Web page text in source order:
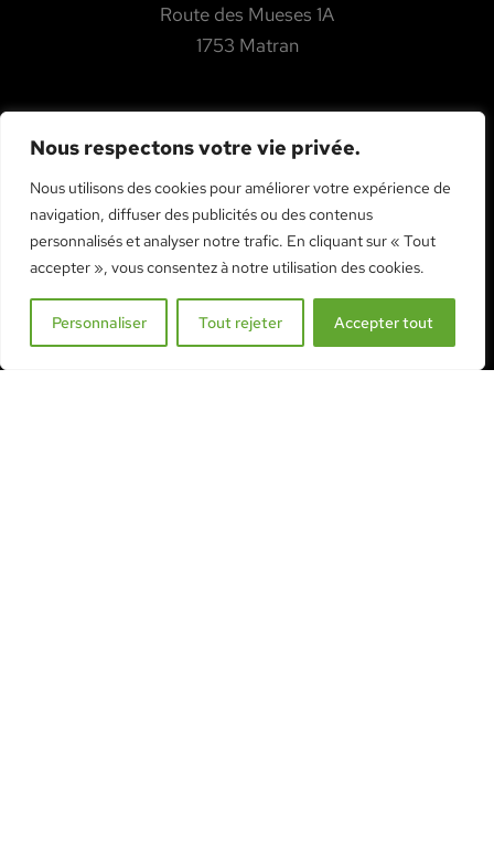
Nous respectons votre vie privée.
Nous utilisons des cookies pour améliorer votre expérience de
navigation, diffuser des publicités ou des contenus
personnalisés et analyser notre trafic. En cliquant sur « Tout
accepter », vous consentez à notre utilisation des cookies.
Personnaliser Tout rejeter Accepter tout
Route des Mueses 1A
1753 Matran
CONTACTEZ-NOUS
Tél:+41 26 552 01 02
Mobile:+41 79 406 99 64
info@serre-acd.ch
PRENDRE CONTACT